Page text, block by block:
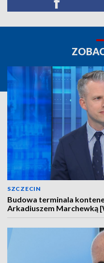
SZCZECIN
Budowa terminala
Arkadiuszem Marchewką